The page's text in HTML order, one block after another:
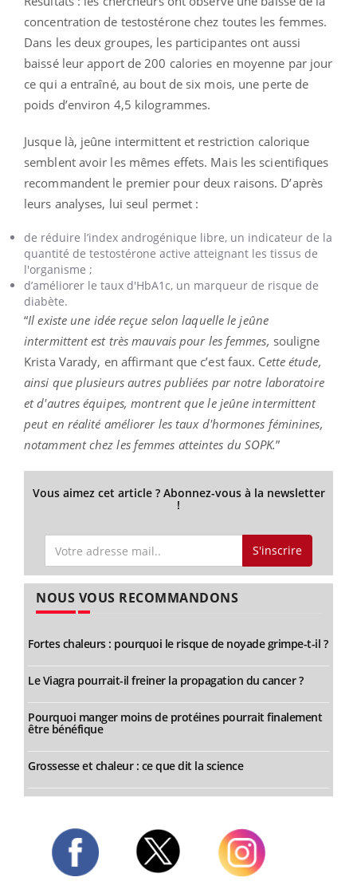
concentration de testostérone chez toutes les femmes.
Dans les deux groupes, les participantes ont aussi
baissé leur apport de 200 calories en moyenne par jour
ce qui a entraîné, au bout de six mois, une perte de
poids d’environ 4,5 kilogrammes.
Jusque là, jeûne intermittent et restriction calorique
semblent avoir les mêmes effets. Mais les scientifiques
recommandent le premier pour deux raisons. D’après
leurs analyses, lui seul permet :
de réduire l’index androgénique libre, un indicateur de la
quantité de testostérone active atteignant les tissus de
l'organisme ;
d’améliorer le taux d'HbA1c, un marqueur de risque de
diabète.
“Il existe une idée reçue selon laquelle le jeûne
intermittent est très mauvais pour les femmes, souligne
Krista Varady, en affirmant que c’est faux. Cette étude,
ainsi que plusieurs autres publiées par notre laboratoire
et d'autres équipes, montrent que le jeûne intermittent
peut en réalité améliorer les taux d'hormones féminines,
notamment chez les femmes atteintes du SOPK.”
Vous aimez cet article ? Abonnez-vous à la newsletter
!
S'inscrire
NOUS VOUS RECOMMANDONS
Fortes chaleurs : pourquoi le risque de noyade grimpe-t-il ?
Le Viagra pourrait-il freiner la propagation du cancer ?
Pourquoi manger moins de protéines pourrait finalement
être bénéfique
Grossesse et chaleur : ce que dit la science